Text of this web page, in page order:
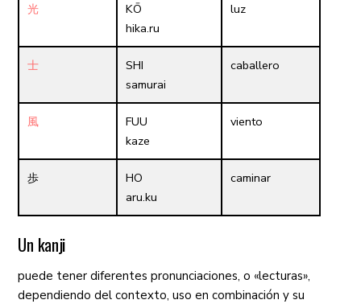
光
KŌ
hika.ru
luz
士
SHI
samurai
caballero
風
FUU
kaze
viento
歩
HO
aru.ku
caminar
Un kanji
puede tener diferentes pronunciaciones, o «lecturas»,
dependiendo del contexto, uso en combinación y su